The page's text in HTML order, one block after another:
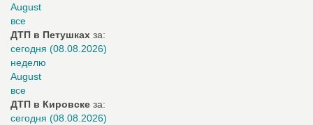
August
все
ДТП в Петушках за:
сегодня (08.08.2026)
неделю
August
все
ДТП в Кировске за:
сегодня (08.08.2026)